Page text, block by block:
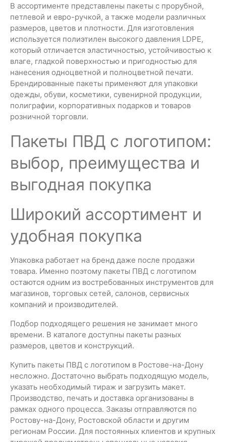
В ассортименте представлены пакеты с прорубной,
петлевой и евро-ручкой, а также модели различных
размеров, цветов и плотности. Для изготовления
используется полиэтилен высокого давления LDPE,
который отличается эластичностью, устойчивостью к
влаге, гладкой поверхностью и пригодностью для
нанесения одноцветной и полноцветной печати.
Брендированные пакеты применяют для упаковки
одежды, обуви, косметики, сувенирной продукции,
полиграфии, корпоративных подарков и товаров
розничной торговли.
Пакеты ПВД с логотипом:
выбор, преимущества и
выгодная покупка
Широкий ассортимент и
удобная покупка
Упаковка работает на бренд даже после продажи
товара. Именно поэтому пакеты ПВД с логотипом
остаются одним из востребованных инструментов для
магазинов, торговых сетей, салонов, сервисных
компаний и производителей.
Подбор подходящего решения не занимает много
времени. В каталоге доступны пакеты разных
размеров, цветов и конструкций.
Купить пакеты ПВД с логотипом в Ростове-на-Дону
несложно. Достаточно выбрать подходящую модель,
указать необходимый тираж и загрузить макет.
Производство, печать и доставка организованы в
рамках одного процесса. Заказы отправляются по
Ростову-на-Дону, Ростовской области и другим
регионам России. Для постоянных клиентов и крупных